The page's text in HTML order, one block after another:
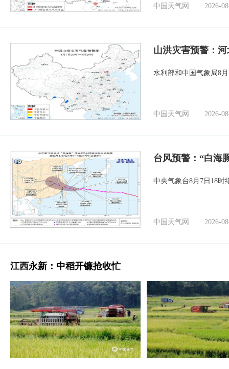
中国天气网 2026-
山洪灾害预警：
水利部和中国气象局8
中国天气网 2026-
台风预警：“白海
中央气象台8月7日18时
中国天气网 2026-
江西永新：中稻开镰抢收忙